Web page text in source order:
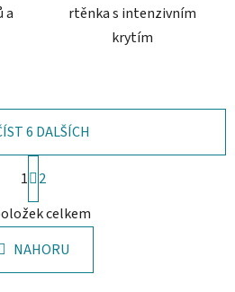
a
rtěnka s intenzivním
krytím
O
v
l
á
d
6 DALŠÍCH
S
t
r
á
n
k
1
2
celkem
NAHORU